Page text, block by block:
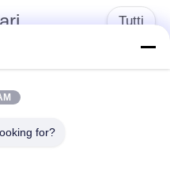
Tutti
escavatore montato
battipalo
Piledriver laterale
for?